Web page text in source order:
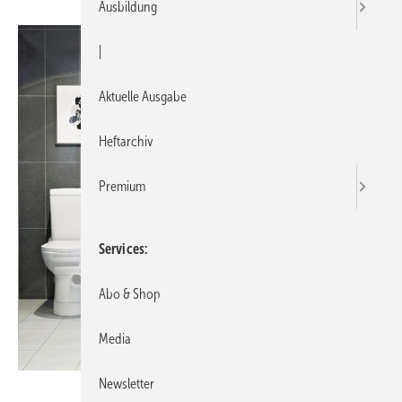
Ausbildung
Aktuelle Ausgabe
Heftarchiv
Premium
Services
Abo & Shop
Media
Newsletter